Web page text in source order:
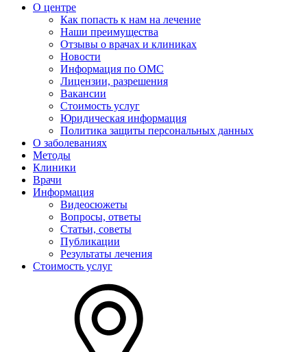
О центре
Как попасть к нам на лечение
Наши преимущества
Отзывы о врачах и клиниках
Новости
Информация по ОМС
Лицензии, разрешения
Вакансии
Стоимость услуг
Юридическая информация
Политика защиты персональных данных
О заболеваниях
Методы
Клиники
Врачи
Информация
Видеосюжеты
Вопросы, ответы
Статьи, советы
Публикации
Результаты лечения
Стоимость услуг